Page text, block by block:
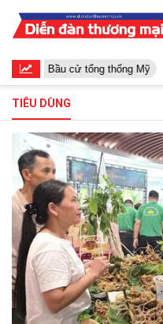
Bầu cử tổng thống Mỹ
TIÊU DÙNG